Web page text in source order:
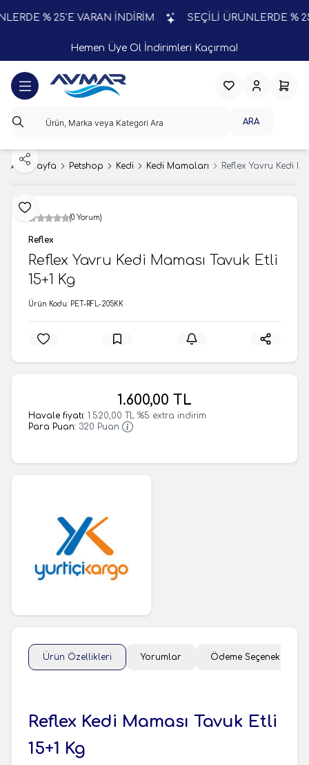
% 25'E VARAN İNDİRİM SEÇİLİ ÜRÜNLERDE %
Hemen Üye Ol İndirimleri Kaçırma!
ARA
FavorilerimHesabım
Ana Sayfa Petshop Kedi Kedi Mamaları Reflex Yavru Kedi
Favoriye Ekle
Paylaş
(0 Yorum)
Reflex
Reflex Yavru Kedi Maması Tavuk Etli
15+1 Kg
Ürün Kodu: PET-RFL-205KK
1.600,00 TL
Havale fiyatı: 1.520,00 TL %5 extra indirim
Para Puan: 320 Puan
Ürün Özellikleri Yorumlar Ödeme Seçenekleri
Reflex Kedi Maması Tavuk Etli
15+1 Kg